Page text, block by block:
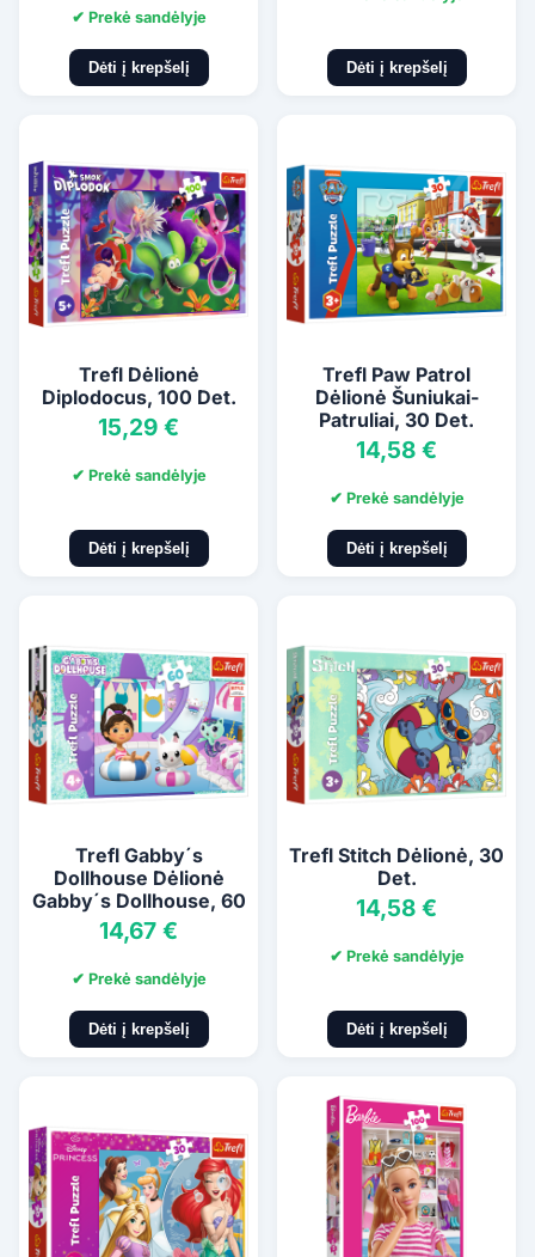
✔ Prekė sandėlyje
Dėti į krepšelį Dėti į krepšelį
Trefl Dėlionė
Diplodocus, 100 Det.
15,29 €
✔ Prekė sandėlyje
Dėti į krepšelį
Trefl Paw Patrol
Dėlionė Šuniukai-
Patruliai, 30 Det.
14,58 €
✔ Prekė sandėlyje
Dėti į krepšelį
Trefl Gabby´s
Dollhouse Dėlionė
Gabby´s Dollhouse, 60
Det.
14,67 €
✔ Prekė sandėlyje
Dėti į krepšelį
Trefl Stitch Dėlionė, 30
Det.
14,58 €
✔ Prekė sandėlyje
Dėti į krepšelį